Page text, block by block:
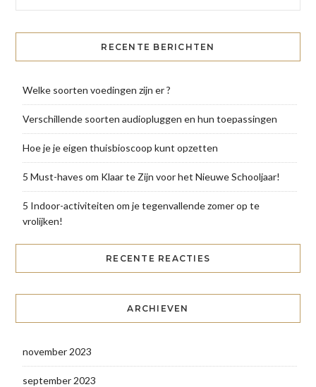
RECENTE BERICHTEN
Welke soorten voedingen zijn er ?
Verschillende soorten audiopluggen en hun toepassingen
Hoe je je eigen thuisbioscoop kunt opzetten
5 Must-haves om Klaar te Zijn voor het Nieuwe Schooljaar!
5 Indoor-activiteiten om je tegenvallende zomer op te
vrolijken!
RECENTE REACTIES
ARCHIEVEN
november 2023
september 2023